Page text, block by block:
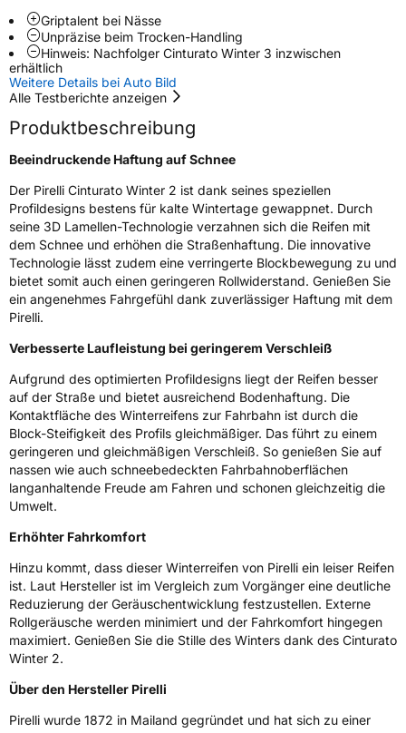
EU Label
EffizienzB
NasshaftungB
Rollgeräusch (dB)71
Fahrzeugklasse C1
3PMSF / Schneeflockensymbol / Alpine-SymbolJa
Allgemeine Produktsicherheit (GPSR)
HerstellerkontaktPIRELLI TYRE SPA, Viale Piero e Alberto
Pirelli 25 20126 Milano Italien,
www.pirelli.com,
consumer.support@pirelli.com
Griptalent bei Nässe
Unpräzise beim Trocken-Handling
Hinweis: Nachfolger Cinturato Winter 3 inzwischen
erhältlich
Weitere Details bei Auto Bild
Alle Testberichte anzeigen
Produktbeschreibung
Beeindruckende Haftung auf Schnee
Der Pirelli Cinturato Winter 2 ist dank seines speziellen
Profildesigns bestens für kalte Wintertage gewappnet. Durch
seine 3D Lamellen-Technologie verzahnen sich die Reifen mit
dem Schnee und erhöhen die Straßenhaftung. Die innovative
Technologie lässt zudem eine verringerte Blockbewegung zu und
bietet somit auch einen geringeren Rollwiderstand. Genießen Sie
ein angenehmes Fahrgefühl dank zuverlässiger Haftung mit dem
Pirelli.
Verbesserte Laufleistung bei geringerem Verschleiß
Aufgrund des optimierten Profildesigns liegt der Reifen besser
auf der Straße und bietet ausreichend Bodenhaftung. Die
Kontaktfläche des Winterreifens zur Fahrbahn ist durch die
Block-Steifigkeit des Profils gleichmäßiger. Das führt zu einem
geringeren und gleichmäßigen Verschleiß. So genießen Sie auf
nassen wie auch schneebedeckten Fahrbahnoberflächen
langanhaltende Freude am Fahren und schonen gleichzeitig die
Umwelt.
Erhöhter Fahrkomfort
Hinzu kommt, dass dieser Winterreifen von Pirelli ein leiser Reifen
ist. Laut Hersteller ist im Vergleich zum Vorgänger eine deutliche
Reduzierung der Geräuschentwicklung festzustellen. Externe
Rollgeräusche werden minimiert und der Fahrkomfort hingegen
maximiert. Genießen Sie die Stille des Winters dank des Cinturato
Winter 2.
Über den Hersteller Pirelli
Pirelli wurde 1872 in Mailand gegründet und hat sich zu einer